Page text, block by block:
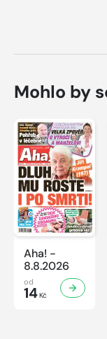
Mohlo by
Aha! -
8.8.2026
od
14Kč